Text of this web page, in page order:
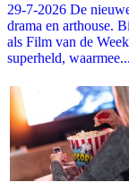
29-7-2026 De
drama en arthouse.
als Film van de
superheld, waarmee...